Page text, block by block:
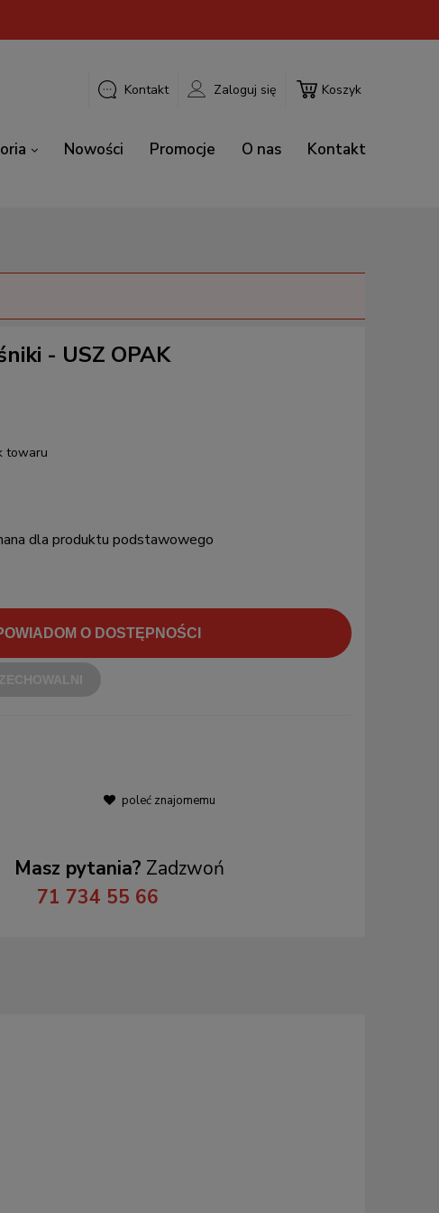
Koszyk
Kontakt Zaloguj się
Nowości Promocje O nas
Kontakt
- USZ OPAK
towaru
dla produktu podstawowego
O DOSTĘPNOŚCI
poleć znajomemu
Masz pytania? Zadzwoń
71 734 55 66